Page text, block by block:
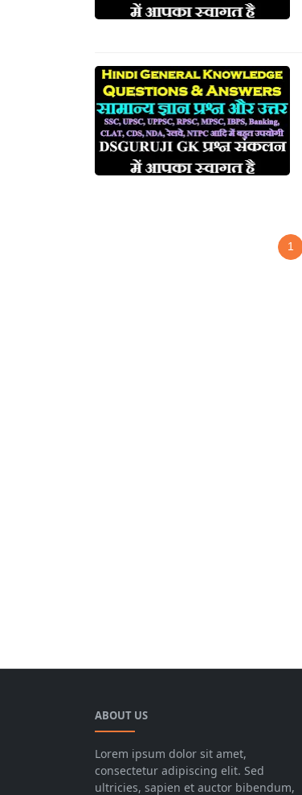
1
ABOUT US
Lorem ipsum dolor sit amet,
consectetur adipiscing elit. Sed
ultricies, sapien et auctor bibendum,